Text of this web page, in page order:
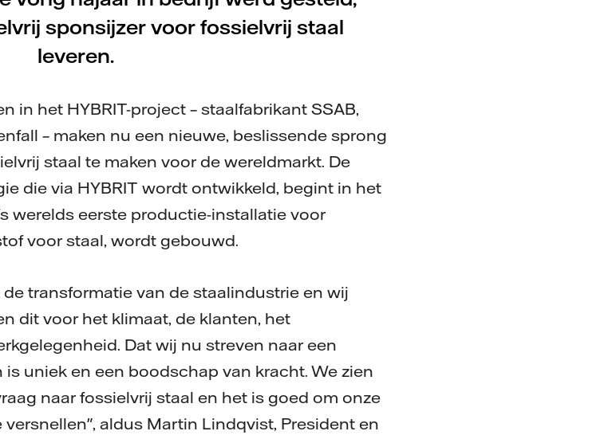
sponsijzer voor fossielvrij staal
leveren.
in het HYBRIT-project – staalfabrikant SSAB,
– maken nu een nieuwe, beslissende sprong
staal te maken voor de wereldmarkt. De
die via HYBRIT wordt ontwikkeld, begint in het
werelds eerste productie-installatie voor
voor staal, wordt gebouwd.
transformatie van de staalindustrie en wij
dit voor het klimaat, de klanten, het
Dat wij nu streven naar een
uniek en een boodschap van kracht. We zien
naar fossielvrij staal en het is goed om onze
aldus Martin Lindqvist, President en